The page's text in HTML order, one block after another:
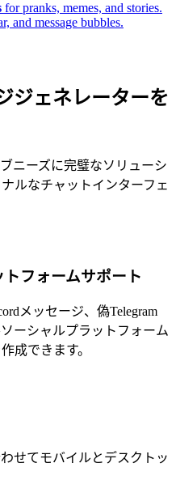
for pranks, memes, and stories.
and message bubbles.
ジェネレーターを
ニーズに完璧なソリューシ
ルなチャットインターフェ
フォームサポート
メッセージ、偽Telegram
ーシャルプラットフォーム
成できます。
せてモバイルとデスクトッ